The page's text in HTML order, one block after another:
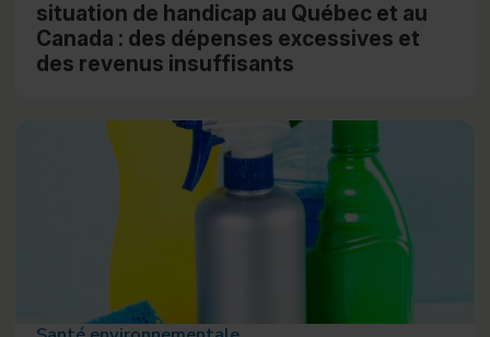
situation de handicap au Québec et au
Canada : des dépenses excessives et
des revenus insuffisants